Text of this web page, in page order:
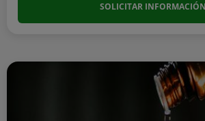
SOLICITAR INFORMACIÓN